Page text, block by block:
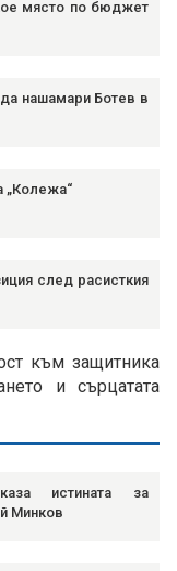
място по бюджет
да нашамари Ботев в
„Колежа“
след расисткия
към защитника
и сърцатата
истината за
Минков